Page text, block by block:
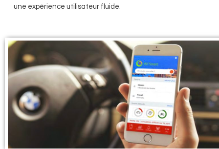
une expérience utilisateur fluide.